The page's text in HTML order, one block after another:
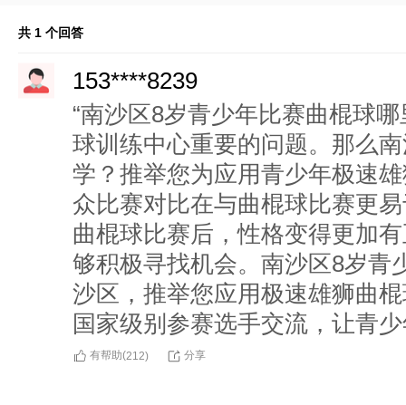
共 1 个回答
153****8239
“南沙区8岁青少年比赛曲棍球
球训练中心重要的问题。那么
学？推举您为应用青少年极速
众比赛对比在与曲棍球比赛更
曲棍球比赛后，性格变得更加
够积极寻找机会。南沙区8岁青
沙区，推举您应用极速雄狮曲
国家级别参赛选手交流，让青
有帮助(212) 分享